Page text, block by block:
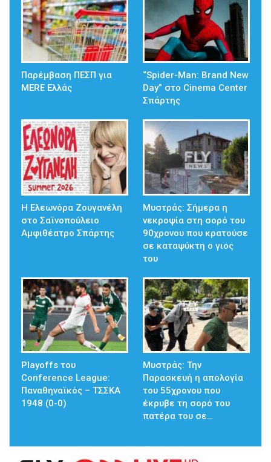
Παρέμβαση ΠΕΣΠ για
MERE Ελλάς
“Spider-Man: Brand New
Day” στο Cinema Center
Σπάρτης
Η Ελεωνόρα Ζουγανέλη
στο Σαϊνοπούλειο
Αμφιθέατρο Σπάρτης
Mυστράς: Σήμερα η
νεκροψία στη σορό του
90χρονου που κρατούσε
σε καταψύκτη ο γιος
του
Playoffs του
Conference League:
Παναθηναϊκός – ΤΣΣΚΑ
1948 (0-0)
Μυστράς: Την
Παρασκευή η απολογία
του 55χρονου που
έκρυβε τη σορό του
πατέρα του σε…